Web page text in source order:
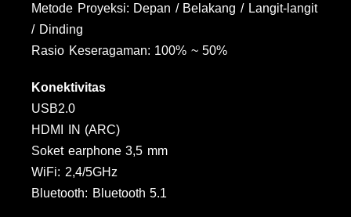
Metode Proyeksi: Depan / Belakang / Langit-langit
/ Dinding
Rasio Keseragaman: 100% ~ 50%
Konektivitas
USB2.0
HDMI IN (ARC)
Soket earphone 3,5 mm
WiFi: 2,4/5GHz
Bluetooth: Bluetooth 5.1